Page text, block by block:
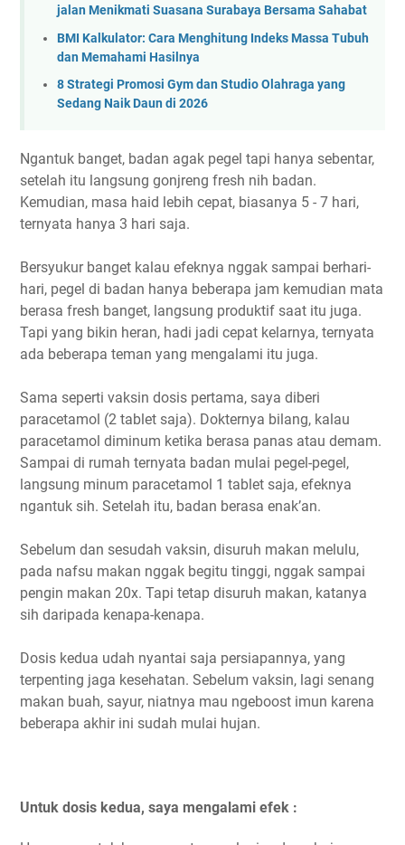
jalan Menikmati Suasana Surabaya Bersama Sahabat
BMI Kalkulator: Cara Menghitung Indeks Massa Tubuh
dan Memahami Hasilnya
8 Strategi Promosi Gym dan Studio Olahraga yang
Sedang Naik Daun di 2026
Ngantuk banget, badan agak pegel tapi hanya sebentar,
setelah itu langsung gonjreng fresh nih badan.
Kemudian, masa haid lebih cepat, biasanya 5 - 7 hari,
ternyata hanya 3 hari saja.
Bersyukur banget kalau efeknya nggak sampai berhari-
hari, pegel di badan hanya beberapa jam kemudian mata
berasa fresh banget, langsung produktif saat itu juga.
Tapi yang bikin heran, hadi jadi cepat kelarnya, ternyata
ada beberapa teman yang mengalami itu juga.
Sama seperti vaksin dosis pertama, saya diberi
paracetamol (2 tablet saja). Dokternya bilang, kalau
paracetamol diminum ketika berasa panas atau demam.
Sampai di rumah ternyata badan mulai pegel-pegel,
langsung minum paracetamol 1 tablet saja, efeknya
ngantuk sih. Setelah itu, badan berasa enak’an.
Sebelum dan sesudah vaksin, disuruh makan melulu,
pada nafsu makan nggak begitu tinggi, nggak sampai
pengin makan 20x. Tapi tetap disuruh makan, katanya
sih daripada kenapa-kenapa.
Dosis kedua udah nyantai saja persiapannya, yang
terpenting jaga kesehatan. Sebelum vaksin, lagi senang
makan buah, sayur, niatnya mau ngeboost imun karena
beberapa akhir ini sudah mulai hujan.
Untuk dosis kedua, saya mengalami efek :